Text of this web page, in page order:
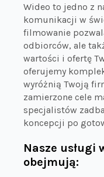
Wideo to jedno z
komunikacji w
filmowanie
odbiorców, ale
wartości i ofertę
oferujemy
wyróżnią Twoją
zamierzone cele
specjalistów
koncepcji po
Nasze usługi
obejmują: